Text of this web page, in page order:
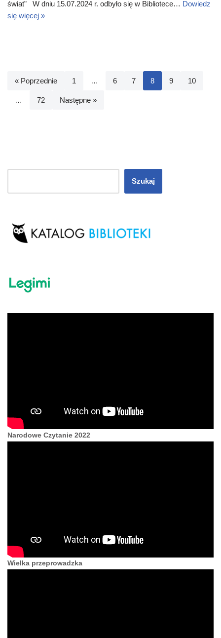
świat” W dniu 15.07.2024 r. odbyło się w Bibliotece… Dowiedz
się więcej »
« Poprzednie 1 … 6 7 8 9 10
… 72 Następne »
Szukaj
Narodowe Czytanie 2022
Wielka przeprowadzka